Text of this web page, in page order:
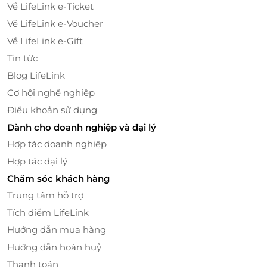
say lòng mọi thực khách. Mỗi góc nhỏ trong nhà
hàng đều mang đến cảm giác thân thuộc, gần gũi,
đưa bạn như lạc vào một Hong Kong thu nhỏ giữa
lòng Sài Gòn.
LifeLink – Nơi Mua Sắm Thẻ Quà Tặng
Hấp Dẫn
Về LifeLink e-Ticket
Về LifeLink e-Voucher
Về LifeLink e-Gift
Tin tức
Blog LifeLink
Cơ hội nghề nghiệp
Điều khoản sử dụng
Dành cho doanh nghiệp và đại lý
Hợp tác doanh nghiệp
Hợp tác đại lý
Chăm sóc khách hàng
Trung tâm hỗ trợ
Tích điểm LifeLink
Hướng dẫn mua hàng
Hướng dẫn hoàn huỷ
Thanh toán